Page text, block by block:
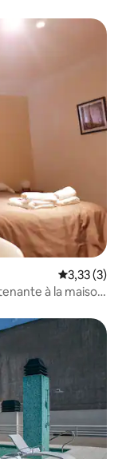
Évaluation
3,33 (3)
à la maison